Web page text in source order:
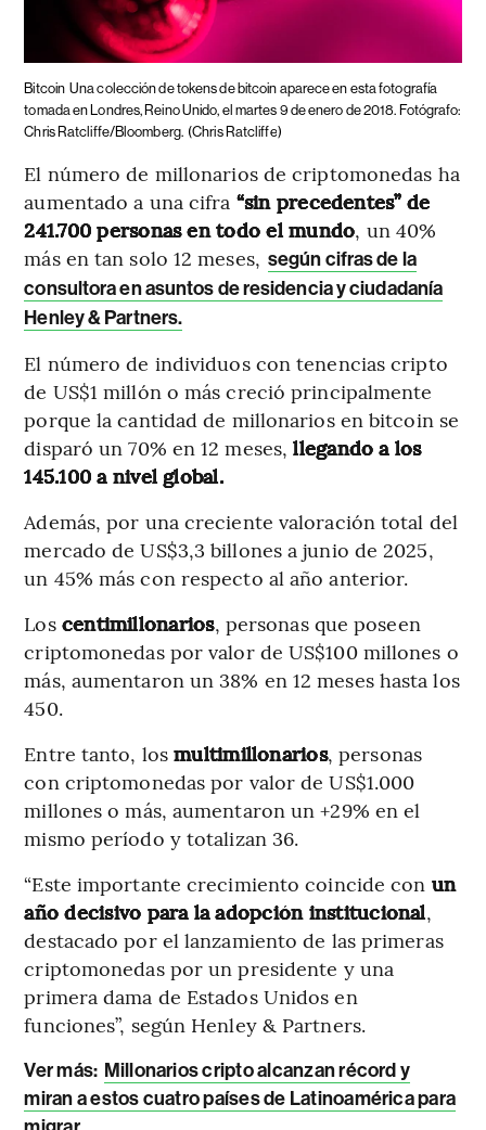
Bitcoin Una colección de tokens de bitcoin aparece en esta fotografía
tomada en Londres, Reino Unido, el martes 9 de enero de 2018. Fotógrafo:
Chris Ratcliffe/Bloomberg. (Chris Ratcliffe)
El número de millonarios de criptomonedas ha
aumentado a una cifra “sin precedentes” de
241.700 personas en todo el mundo, un 40%
más en tan solo 12 meses, según cifras de la
consultora en asuntos de residencia y ciudadanía
Henley & Partners.
El número de individuos con tenencias cripto
de US$1 millón o más creció principalmente
porque la cantidad de millonarios en bitcoin se
disparó un 70% en 12 meses, llegando a los
145.100 a nivel global.
Además, por una creciente valoración total del
mercado de US$3,3 billones a junio de 2025,
un 45% más con respecto al año anterior.
Los centimillonarios, personas que poseen
criptomonedas por valor de US$100 millones o
más, aumentaron un 38% en 12 meses hasta los
450.
Entre tanto, losmultimillonarios, personas
con criptomonedas por valor de US$1.000
millones o más, aumentaron un +29% en el
mismo período y totalizan 36.
“Este importante crecimiento coincide con un
año decisivo para la adopción institucional,
destacado por el lanzamiento de las primeras
criptomonedas por un presidente y una
primera dama de Estados Unidos en
funciones”, según Henley & Partners.
Ver más: Millonarios cripto alcanzan récord y
miran a estos cuatro países de Latinoamérica para